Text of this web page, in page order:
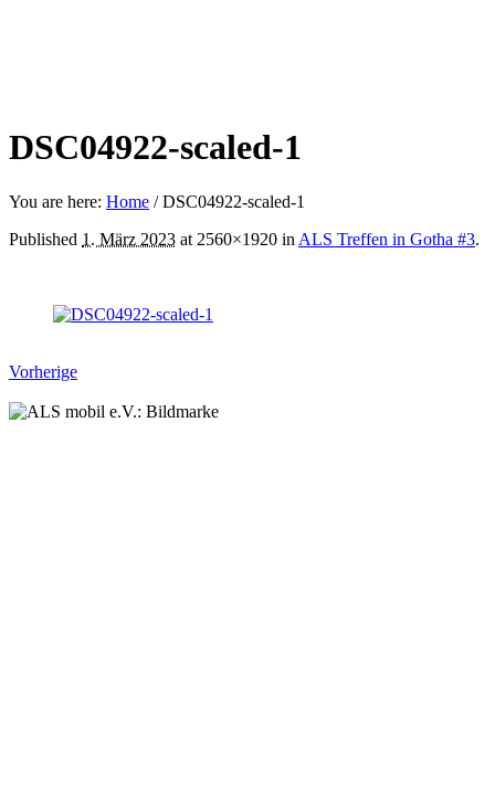
DSC04922-scaled-1
You are here: Home /DSC04922-scaled-1
Published 1. März 2023 at 2560×1920 in ALS Treffen in Gotha #3.
Vorherige